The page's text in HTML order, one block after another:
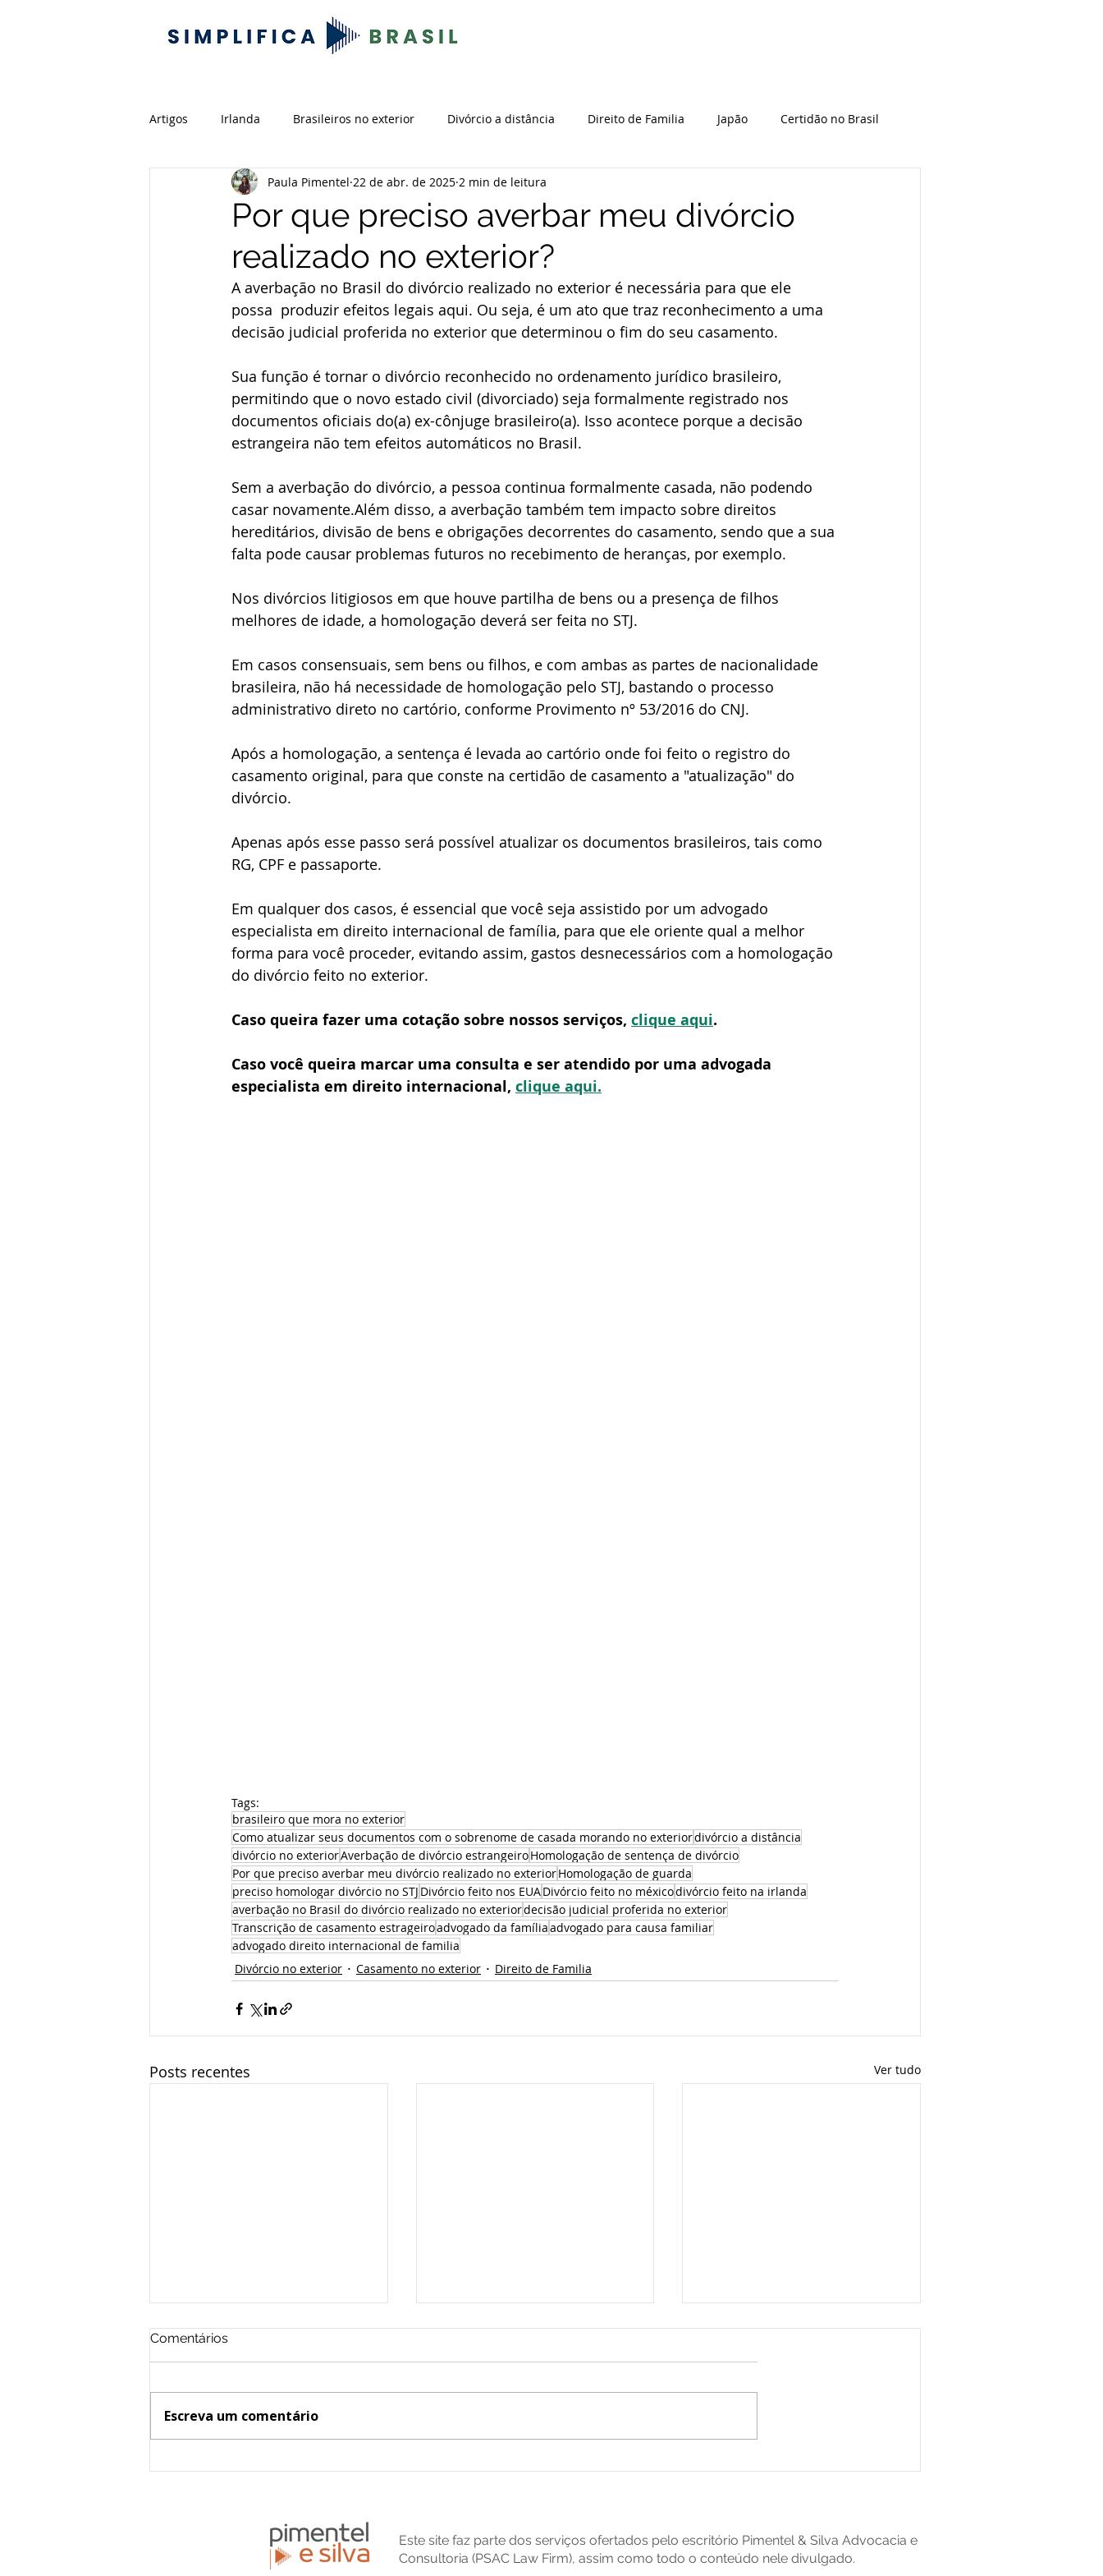
Artigos Irlanda Brasileiros no exterior Divórcio a distância Direito de Familia Japão Certidão no Brasil
Documentação Previdência Tributos Internacional
Pensão alimentícia Inventário Internacional Estrangeiro no Brasil
Nova Zelândia Aposentadoria no exterior Naturalização brasileira México Naturalização americana
Dupla cidadania Naturalização holandesa Vistos brasileiros Holanda Recurso Administrativo
Renúncia à cidadania
Por que preciso averbar meu divórcio
realizado no exterior?
Paula Pimentel 22 de abr. de 2025 2 min de leitura
A averbação no Brasil do divórcio realizado no exterior é necessária para que ele
possa  produzir efeitos legais aqui. Ou seja, é um ato que traz reconhecimento a uma
decisão judicial proferida no exterior que determinou o fim do seu casamento.
Sua função é tornar o divórcio reconhecido no ordenamento jurídico brasileiro,
permitindo que o novo estado civil (divorciado) seja formalmente registrado nos
documentos oficiais do(a) ex-cônjuge brasileiro(a). Isso acontece porque a decisão
estrangeira não tem efeitos automáticos no Brasil.
Sem a averbação do divórcio, a pessoa continua formalmente casada, não podendo
casar novamente.Além disso, a averbação também tem impacto sobre direitos
hereditários, divisão de bens e obrigações decorrentes do casamento, sendo que a sua
falta pode causar problemas futuros no recebimento de heranças, por exemplo.
Nos divórcios litigiosos em que houve partilha de bens ou a presença de filhos
melhores de idade, a homologação deverá ser feita no STJ.
Em casos consensuais, sem bens ou filhos, e com ambas as partes de nacionalidade
brasileira, não há necessidade de homologação pelo STJ, bastando o processo
administrativo direto no cartório, conforme Provimento nº 53/2016 do CNJ.
Após a homologação, a sentença é levada ao cartório onde foi feito o registro do
casamento original, para que conste na certidão de casamento a "atualização" do
divórcio.
Apenas após esse passo será possível atualizar os documentos brasileiros, tais como
RG, CPF e passaporte.
Em qualquer dos casos, é essencial que você seja assistido por um advogado
especialista em direito internacional de família, para que ele oriente qual a melhor
forma para você proceder, evitando assim, gastos desnecessários com a homologação
do divórcio feito no exterior.
Caso queira fazer uma cotação sobre nossos serviços, clique aqui.
Caso você queira marcar uma consulta e ser atendido por uma advogada
especialista em direito internacional, clique aqui.
Tags:
brasileiro que mora no exterior
Como atualizar seus documentos com o sobrenome de casada morando no exteriordivórcio a distância
divórcio no exteriorAverbação de divórcio estrangeiroHomologação de sentença de divórcio
Por que preciso averbar meu divórcio realizado no exteriorHomologação de guarda
preciso homologar divórcio no STJ Divórcio feito nos EUADivórcio feito no méxicodivórcio feito na irlanda
averbação no Brasil do divórcio realizado no exteriordecisão judicial proferida no exterior
Transcrição de casamento estrageiroadvogado da famíliaadvogado para causa familiar
advogado direito internacional de familia
Divórcio no exterior
Casamento no exterior Direito de Familia
Posts recentes Ver tudo
brasileira
Brasil
Comentários
Escreva um comentário
Este site faz parte dos serviços ofertados pelo escritório Pimentel & Silva Advocacia e
Consultoria (PSAC Law Firm), assim como todo o conteúdo nele divulgado.